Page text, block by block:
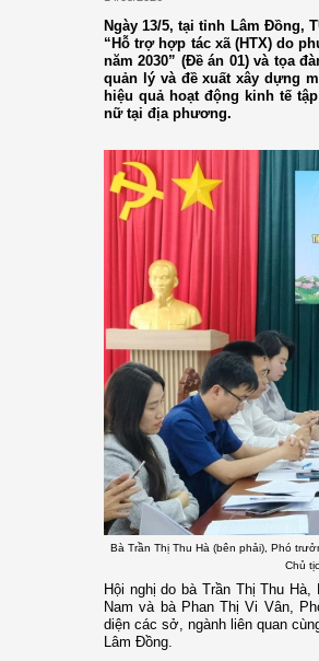
Ngày 13/5, tại tỉnh Lâm Đồng,
“Hỗ trợ hợp tác xã (HTX) do
năm 2030” (Đề án 01) và tọa
quản lý và đề xuất xây dựng
hiệu quả hoạt động kinh tế
nữ tại địa phương.
Bà Trần Thị Thu Hà (bên phải), Phó
Chủ
Hội nghị do bà Trần Thị Thu
Nam và bà Phan Thị Vi Vân,
diện các sở, ngành liên quan
Lâm Đồng.